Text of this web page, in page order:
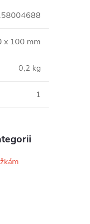
x 100 mm
0,2 kg
1